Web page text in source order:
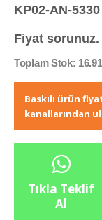
KP02-AN-5330
Fiyat sorunuz.
Toplam Stok:
Baskılı ürün
kanallarından
Tıkla Teklif
Al